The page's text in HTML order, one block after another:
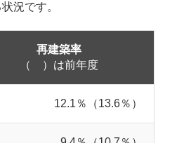
況です。
再建築率
（ ）は前年度
12.1％（13.6％）